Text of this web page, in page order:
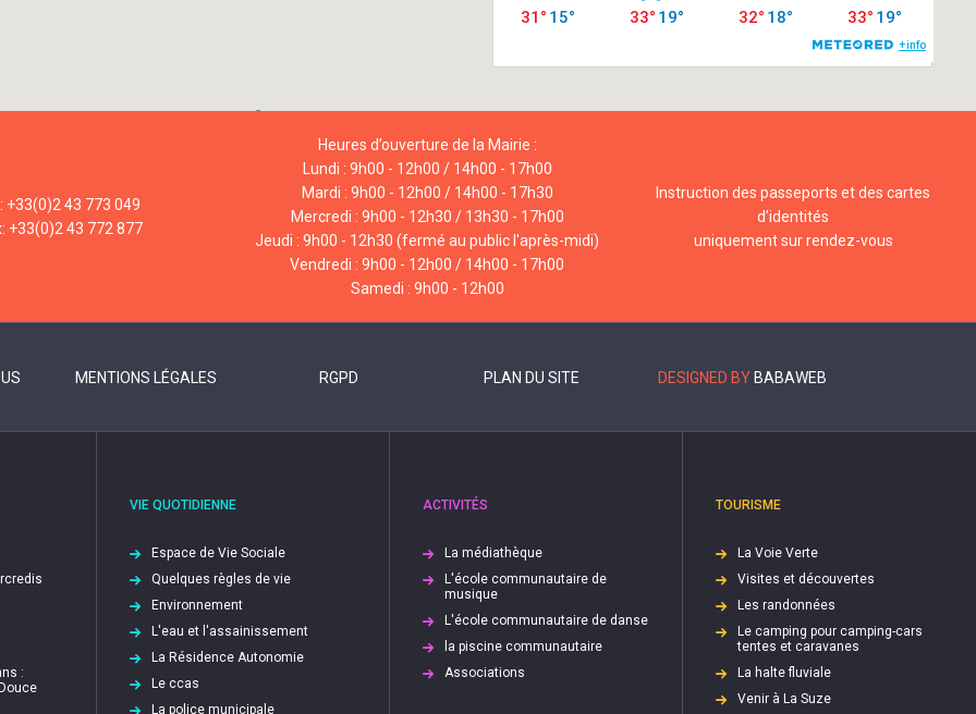
+33(0)2 43 773 049
+33(0)2 43 772 877
Heures d’ouverture de la Mairie :
Lundi : 9h00 - 12h00 / 14h00 - 17h00
Mardi : 9h00 - 12h00 / 14h00 - 17h30
Mercredi : 9h00 - 12h30 / 13h30 - 17h00
Jeudi : 9h00 - 12h30 (fermé au public l'après-midi)
Vendredi : 9h00 - 12h00 / 14h00 - 17h00
Samedi : 9h00 - 12h00
Instruction des passeports et des cartes
d’identités
uniquement sur rendez-vous
MENTIONS LÉGALES RGPD PLAN DU SITE DESIGNED BY BABAWEB
:
VIE QUOTIDIENNE
Espace de Vie Sociale
Quelques règles de vie
Environnement
L'eau et l'assainissement
La Résidence Autonomie
Le ccas
La police municipale
ACTIVITÉS
La médiathèque
L'école communautaire de
musique
L'école communautaire de danse
la piscine communautaire
Associations
TOURISME
La Voie Verte
Visites et découvertes
Les randonnées
Le camping pour camping-cars
tentes et caravanes
La halte fluviale
Venir à La Suze